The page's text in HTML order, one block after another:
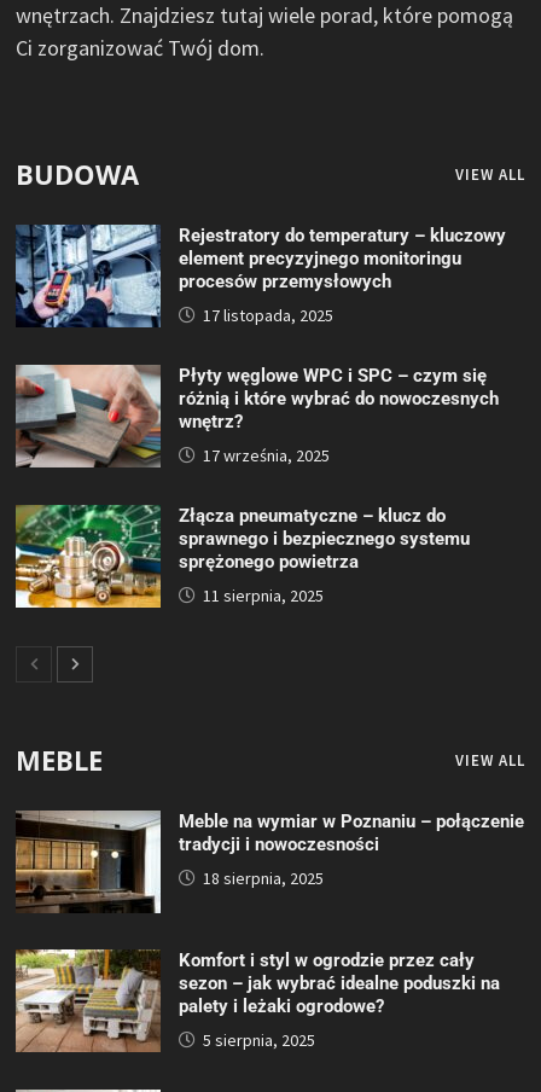
wnętrzach. Znajdziesz tutaj wiele porad, które pomogą
Ci zorganizować Twój dom.
BUDOWA VIEW ALL
Rejestratory do temperatury – kluczowy
element precyzyjnego monitoringu
procesów przemysłowych
17 listopada, 2025
Płyty węglowe WPC i SPC – czym się
różnią i które wybrać do nowoczesnych
wnętrz?
17 września, 2025
Złącza pneumatyczne – klucz do
sprawnego i bezpiecznego systemu
sprężonego powietrza
11 sierpnia, 2025
MEBLE VIEW ALL
Meble na wymiar w Poznaniu – połączenie
tradycji i nowoczesności
18 sierpnia, 2025
Komfort i styl w ogrodzie przez cały
sezon – jak wybrać idealne poduszki na
palety i leżaki ogrodowe?
5 sierpnia, 2025